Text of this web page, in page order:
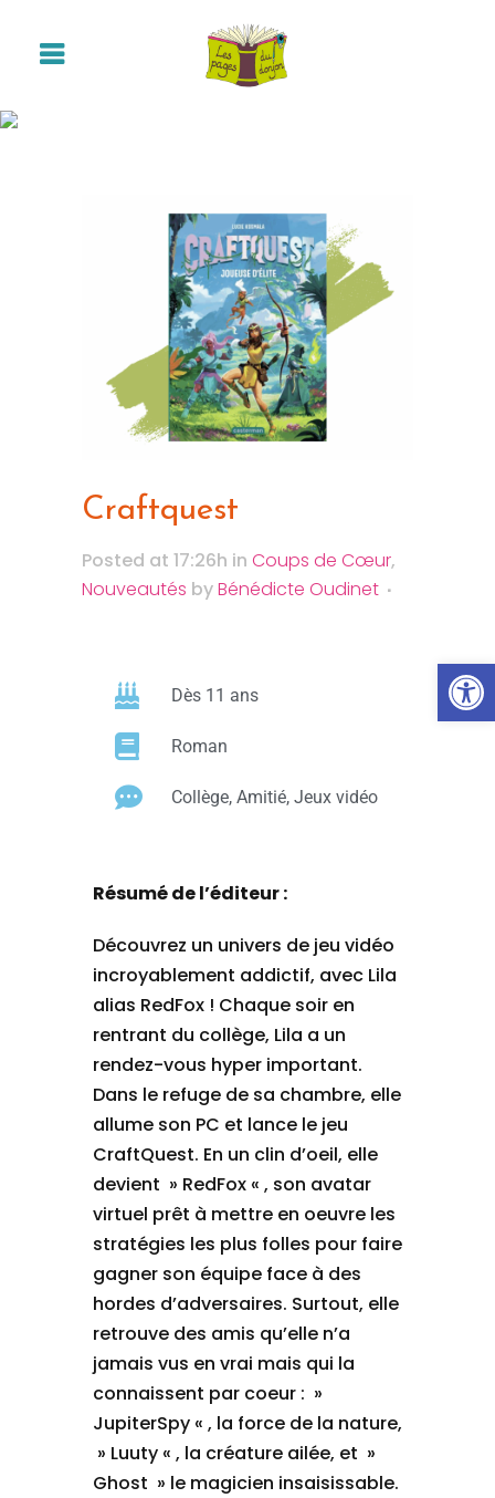
Ouvrir
Craftquest
Posted at 17:26h in Coups de Cœur,
Nouveautés byBénédicte Oudinet
Dès 11 ans
Roman
Collège, Amitié, Jeux vidéo
Résumé de l’éditeur :
Découvrez un univers de jeu vidéo
incroyablement addictif, avec Lila
alias RedFox ! Chaque soir en
rentrant du collège, Lila a un
rendez-vous hyper important.
Dans le refuge de sa chambre, elle
allume son PC et lance le jeu
CraftQuest. En un clin d’oeil, elle
devient » RedFox « , son avatar
virtuel prêt à mettre en oeuvre les
stratégies les plus folles pour faire
gagner son équipe face à des
hordes d’adversaires. Surtout, elle
retrouve des amis qu’elle n’a
jamais vus en vrai mais qui la
connaissent par coeur : »
JupiterSpy « , la force de la nature,
» Luuty « , la créature ailée, et »
Ghost » le magicien insaisissable.